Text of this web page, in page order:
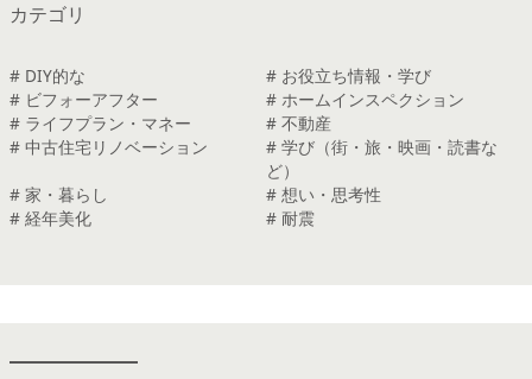
カテゴリ
# DIY的な
# お役立ち情報・学び
# ビフォーアフター
# ホームインスペクション
# ライフプラン・マネー
# 不動産
# 中古住宅リノベーション
# 学び（街・旅・映画・読書な
ど）
# 家・暮らし
# 想い・思考性
# 経年美化
# 耐震